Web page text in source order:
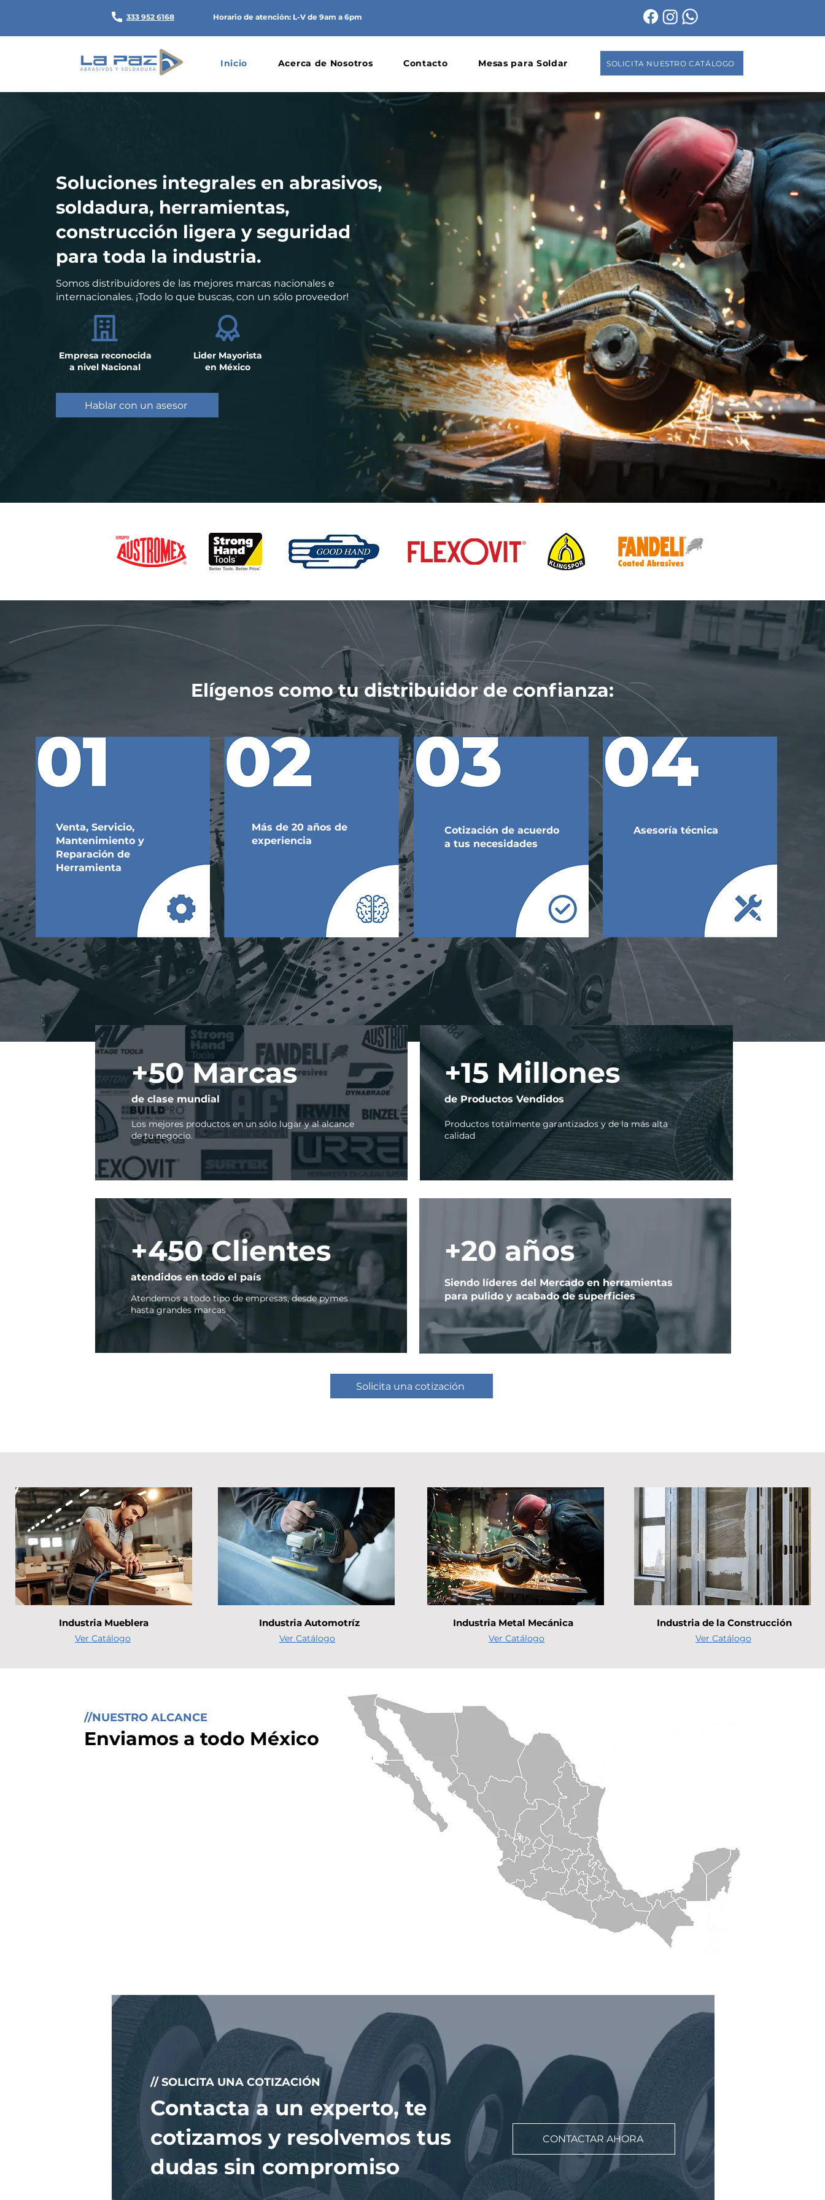
333 952 6168 Horario de atención: L-V de 9am a 6pm
Inicio Acerca de Nosotros Contacto Mesas para Soldar SOLICITA NUESTRO CATÁLOGO
Soluciones integrales en abrasivos,
soldadura, herramientas,
construcción ligera y seguridad
para toda la industria.
Somos distribuidores de las mejores marcas nacionales e
internacionales. ¡Todo lo que buscas, con un sólo proveedor!
Empresa reconocida
a nivel Nacional
Lider Mayorista
en México
Hablar con un asesor
Elígenos como tu distribuidor de confianza:
Venta, Servicio,
Mantenimiento y
Reparación de
Herramienta
Más de 20 años de
experiencia
Cotización de acuerdo
a tus necesidades
Asesoría técnica
+50 Marcas
de clase mundial
Los mejores productos en un sólo lugar y al alcance
de tu negocio.
de Productos Vendidos
Productos totalmente garantizados y de la más alta
calidad
+15 Millones
+450 Clientes
atendidos en todo el país
Atendemos a todo tipo de empresas, desde pymes
hasta grandes marcas
Siendo líderes del Mercado en herramientas
para pulido y acabado de superficies
+20 años
Solicita una cotización
Industria Mueblera
Ver Catálogo
Industria Automotríz
Ver Catálogo
Industria Metal Mecánica
Ver Catálogo
Industria de la Construcción
Ver Catálogo
Enviamos a todo México
//NUESTRO ALCANCE
// SOLICITA UNA COTIZACIÓN
Contacta a un experto, te
cotizamos y resolvemos tus
dudas sin compromiso
CONTACTAR AHORA